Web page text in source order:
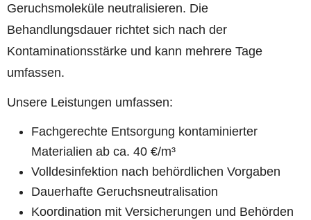
Geruchsmoleküle neutralisieren. Die
Behandlungsdauer richtet sich nach der
Kontaminationsstärke und kann mehrere Tage
umfassen.
Unsere Leistungen umfassen:
Fachgerechte Entsorgung kontaminierter
Materialien ab ca. 40 €/m³
Volldesinfektion nach behördlichen Vorgaben
Dauerhafte Geruchsneutralisation
Koordination mit Versicherungen und Behörden